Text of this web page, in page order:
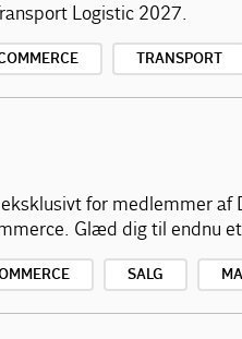
Logistic 2027.
TRANSPORT
for medlemmer
Glæd dig til endnu
SALG